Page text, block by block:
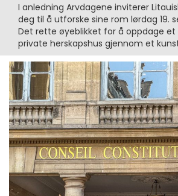
I anledning Arvdagene inviterer
deg til å utforske sine rom lørdag 19.
Det rette øyeblikket for å oppdage et
private herskapshus gjennom et